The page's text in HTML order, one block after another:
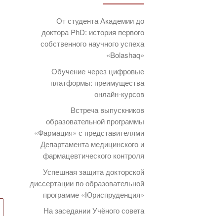
От студента Академии до
доктора PhD: история первого
собственного научного успеха
«Bolashaq»
Обучение через цифровые
платформы: преимущества
онлайн-курсов
Встреча выпускников
образовательной программы
«Фармация» с представителями
Департамента медицинского и
фармацевтического контроля
Успешная защита докторской
диссертации по образовательной
программе «Юриспруденция»
На заседании Учёного совета